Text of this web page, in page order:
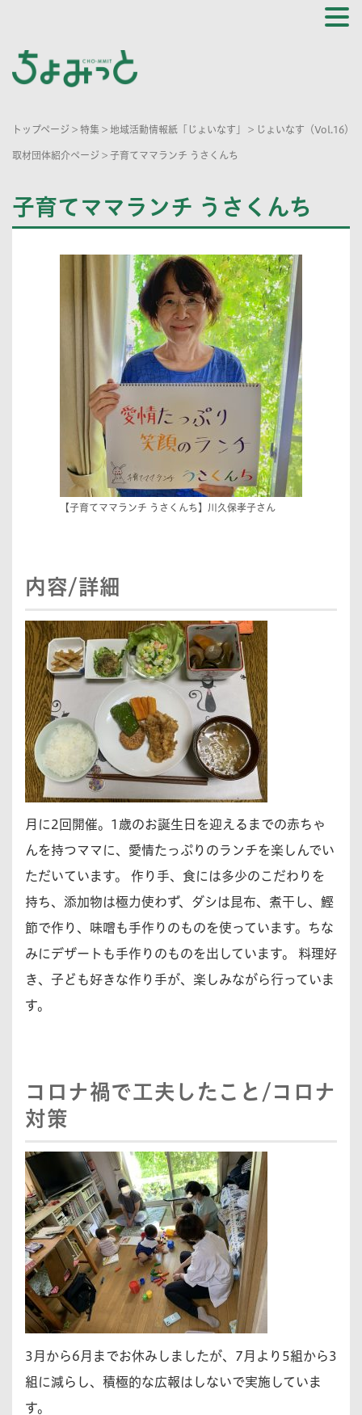
トップページ > 特集 > 地域活動情報紙「じょいなす」 > じょいなす（Vol.16）
取材団体紹介ページ > 子育てママランチ うさくんち
子育てママランチ うさくんち
【子育てママランチ うさくんち】川久保孝子さん
内容/詳細
月に2回開催。1歳のお誕生日を迎えるまでの赤ちゃ
んを持つママに、愛情たっぷりのランチを楽しんでい
ただいています。 作り手、食には多少のこだわりを
持ち、添加物は極力使わず、ダシは昆布、煮干し、鰹
節で作り、味噌も手作りのものを使っています。ちな
みにデザートも手作りのものを出しています。 料理好
き、子ども好きな作り手が、楽しみながら行っていま
す。
コロナ禍で工夫したこと/コロナ
対策
3月から6月までお休みしましたが、7月より5組から3
組に減らし、積極的な広報はしないで実施していま
す。